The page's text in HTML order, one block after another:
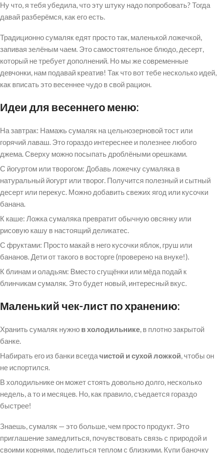
Ну что, я тебя убедила, что эту штуку надо попробовать? Тогда
давай разберёмся, как его есть.
Традиционно сумаляк едят просто так, маленькой ложечкой,
запивая зелёным чаем. Это самостоятельное блюдо, десерт,
который не требует дополнений. Но мы же современные
девчонки, нам подавай креатив! Так что вот тебе несколько идей,
как вписать это весеннее чудо в свой рацион.
Идеи для весеннего меню:
На завтрак: Намажь сумаляк на цельнозерновой тост или
горячий лаваш. Это гораздо интереснее и полезнее любого
джема. Сверху можно посыпать дроблёными орешками.
С йогуртом или творогом: Добавь ложечку сумаляка в
натуральный йогурт или творог. Получится полезный и сытный
десерт или перекус. Можно добавить свежих ягод или кусочки
банана.
К каше: Ложка сумаляка превратит обычную овсянку или
рисовую кашу в настоящий деликатес.
С фруктами: Просто макай в него кусочки яблок, груш или
бананов. Дети от такого в восторге (проверено на внуке!).
К блинам и оладьям: Вместо сгущёнки или мёда подай к
блинчикам сумаляк. Это будет новый, интересный вкус.
Маленький чек-лист по хранению:
Хранить сумаляк нужно в холодильнике, в плотно закрытой
банке.
Набирать его из банки всегдачистой и сухой ложкой, чтобы он
не испортился.
В холодильнике он может стоять довольно долго, несколько
недель, а то и месяцев. Но, как правило, съедается гораздо
быстрее!
Знаешь, сумаляк — это больше, чем просто продукт. Это
приглашение замедлиться, почувствовать связь с природой и
своими корнями, поделиться теплом с близкими. Купи баночку